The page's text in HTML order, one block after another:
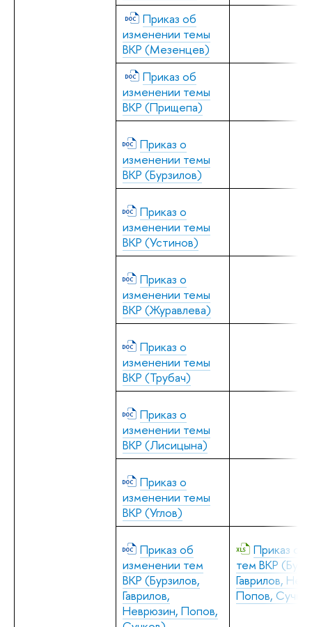
Приказ об
изменении темы
ВКР (Мезенцев)
Приказ об
изменении темы
ВКР (Прищепа)
Приказ о
изменении темы
ВКР (Бурзилов)
Приказ о
изменении темы
ВКР (Устинов)
Приказ о
изменении темы
ВКР (Журавлева)
Приказ о
изменении темы
ВКР (Трубач)
Приказ о
изменении темы
ВКР (Лисицына)
Приказ о
изменении темы
ВКР (Углов)
Приказ об
изменении тем
ВКР (Бурзилов,
Гаврилов,
Неврюзин, Попов,
Приказ о
тем ВКР
Гаврилов,
Попов,